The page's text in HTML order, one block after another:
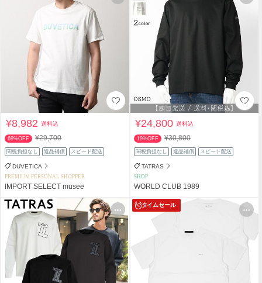
¥8,982送料込
69%OFF ¥29,700
関税負担なし 返品補償 スピード配送
DUVETICA
PREMIUM PERSONAL SHOPPER
IMPORT SELECT musee
¥24,800送料込
19%OFF ¥30,800
関税負担なし 返品補償 スピード配送
TATRAS
SHOP
WORLD CLUB 1989
タイムセール